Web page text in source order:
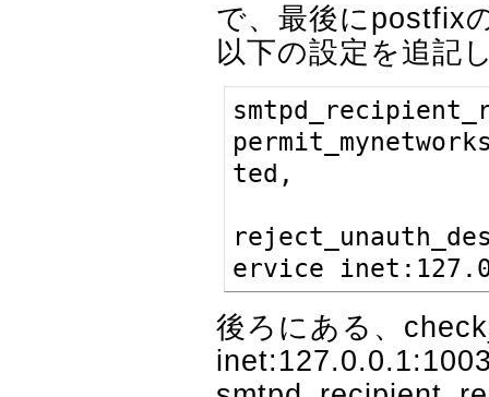
で、最後にpostfix
以下の設定を追記
ted,
ervice
後ろにある、